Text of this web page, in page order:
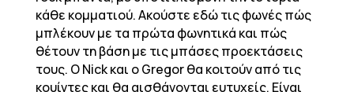
κάθε κομματιού. Ακούστε εδώ τις φωνές πώς
μπλέκουν με τα πρώτα φωνητικά και πώς
θέτουν τη βάση με τις μπάσες προεκτάσεις
τους. Ο Nick και ο Gregor θα κοιτούν από τις
κουίντες και θα αισθάνονται ευτυχείς. Είναι